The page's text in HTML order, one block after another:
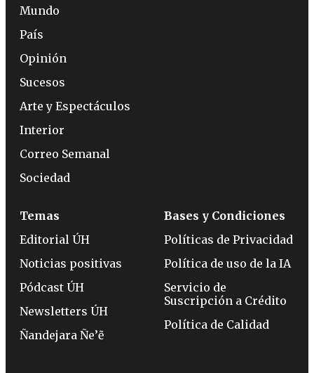
Mundo
País
Opinión
Sucesos
Arte y Espectáculos
Interior
Correo Semanal
Sociedad
Temas
Editorial ÚH
Noticias positivas
Pódcast ÚH
Newsletters ÚH
Ñandejara Ñe’ẽ
Bases y Condiciones
Políticas de Privacidad
Política de uso de la IA
Servicio de
Suscripción a Crédito
Política de Calidad